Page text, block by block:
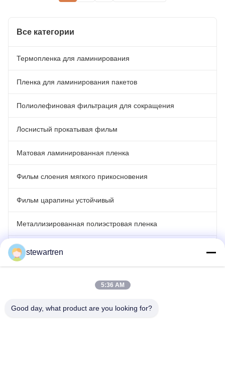
Все категории
Термопленка для ламинирования
Пленка для ламинирования пакетов
Полиолефиновая фильтрация для сокращения
Лоснистый прокатывая фильм
Матовая ламинированная пленка
Фильм слоения мягкого прикосновения
Фильм царапины устойчивый
Металлизированная полиэстровая пленка
Фильм лазера голографический
stewartren
5:36 AM
Good day, what product are you looking for?